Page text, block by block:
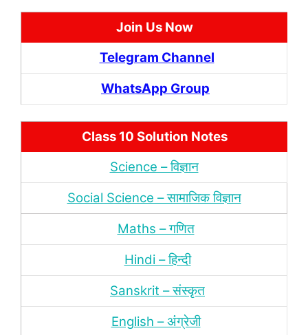
Join Us Now
Telegram Channel
WhatsApp Group
Class 10 Solution Notes
Science – विज्ञान
Social Science – सामाजिक विज्ञान
Maths – गणित
Hindi – हिन्‍दी
Sanskrit – संस्‍कृत
English – अंंग्रेजी